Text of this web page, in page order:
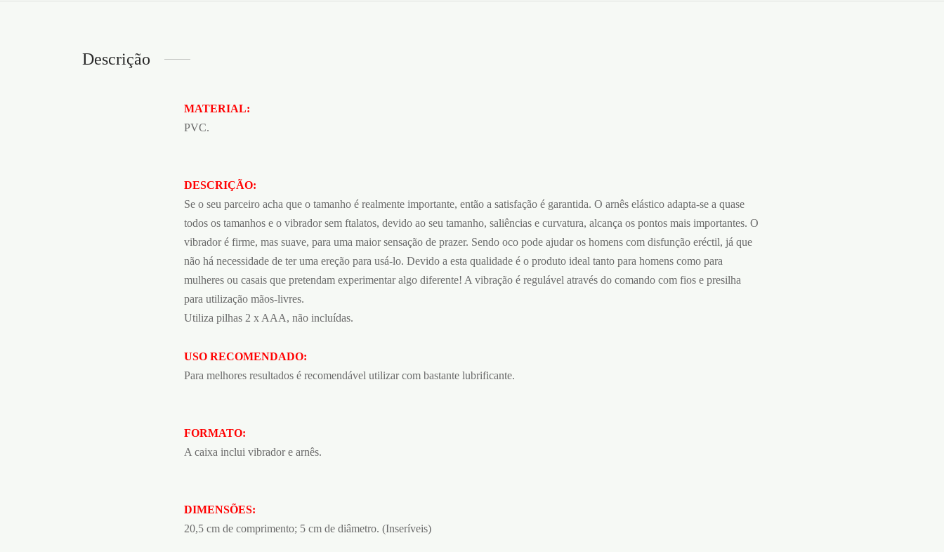
Descrição
MATERIAL:
PVC.
DESCRIÇÃO:
Se o seu parceiro acha que o tamanho é realmente importante, então a satisfação é garantida. O arnês elástico adapta-se a quase
todos os tamanhos e o vibrador sem ftalatos, devido ao seu tamanho, saliências e curvatura, alcança os pontos mais importantes. O
vibrador é firme, mas suave, para uma maior sensação de prazer. Sendo oco pode ajudar os homens com disfunção eréctil, já que
não há necessidade de ter uma ereção para usá-lo. Devido a esta qualidade é o produto ideal tanto para homens como para
mulheres ou casais que pretendam experimentar algo diferente! A vibração é regulável através do comando com fios e presilha
para utilização mãos-livres.
Utiliza pilhas 2 x AAA, não incluídas.
USO RECOMENDADO:
Para melhores resultados é recomendável utilizar com bastante lubrificante.
FORMATO:
A caixa inclui vibrador e arnês.
DIMENSÕES:
20,5 cm de comprimento; 5 cm de diâmetro. (Inseríveis)